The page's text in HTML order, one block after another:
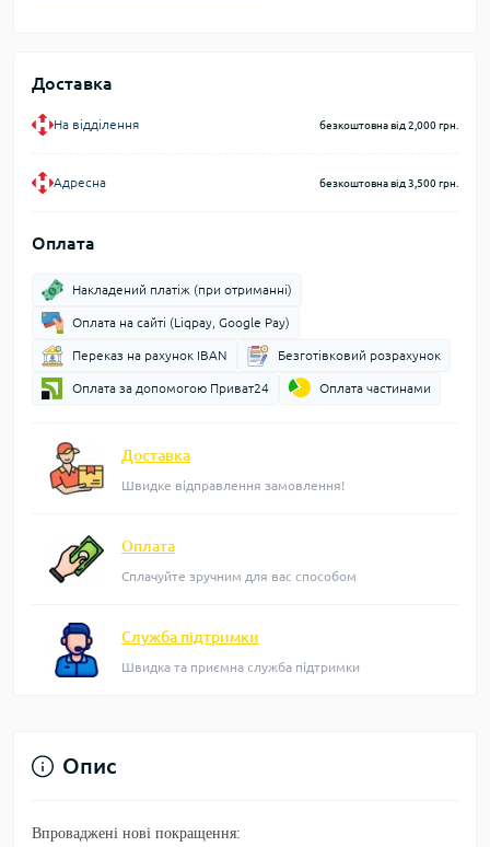
Доставка
На відділення безкоштовна від 2,000 грн.
Адресна безкоштовна від 3,500 грн.
Оплата
Накладений платіж (при отриманні)
Оплата на сайті (Liqpay, Google Pay)
Переказ на рахунок IBAN Безготівковий розрахунок
Оплата за допомогою Приват24 Оплата частинами
Доставка
Швидке відправлення замовлення!
Оплата
Сплачуйте зручним для вас способом
Служба підтримки
Швидка та приємна служба підтримки
Опис
Впроваджені нові покращення: